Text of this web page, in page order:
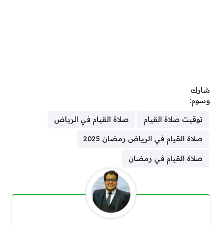
شارك
وسوم:
توقيت صلاة القيام صلاة القيام في الرياض
صلاة القيام في الرياض رمضان 2025
صلاة القيام في رمضان